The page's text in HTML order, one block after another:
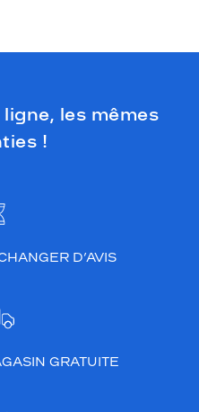
les mêmes
!
D’AVIS
GRATUITE